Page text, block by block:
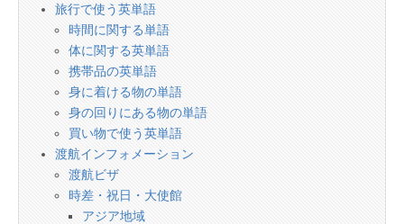
旅行で使う英単語
時間に関する単語
体に関する英単語
携帯品の英単語
身に着ける物の単語
身の回りにある物の単語
買い物で使う英単語
渡航インフォメーション
渡航ビザ
時差・祝日・大使館
アジア地域